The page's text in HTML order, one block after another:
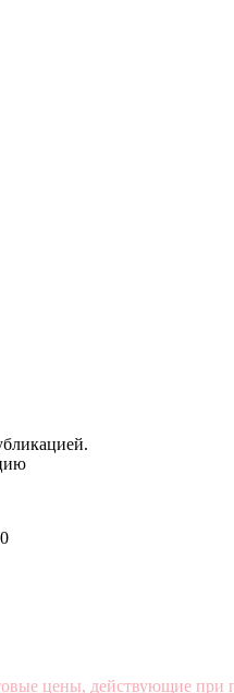
цены, действующие при